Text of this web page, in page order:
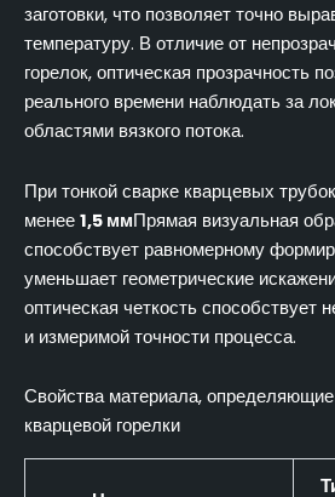
заготовки, что позволяет точно
температуру. В отличие от
горелок, оптическая прозрачность
реального времени наблюдать за
областями вязкого потока.
При тонкой сварке кварцевых
менее 1,5 ммПрямая визуальная
способствует равномерному
уменьшает геометрические
оптическая четкость способствует
и измеримой точности процесса.
Свойства материала,
кварцевой горелки